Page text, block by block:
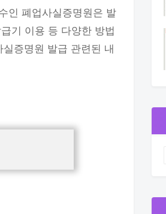
인 폐업사실증명원은 발
기 이용 등 다양한 방법
증명원 발급 관련된 내